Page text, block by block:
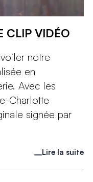
CLIP VIDÉO
notre
en
Avec les
Charlotte
signée par
Lire la suite